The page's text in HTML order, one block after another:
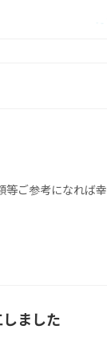
ご参考になれば幸
ました